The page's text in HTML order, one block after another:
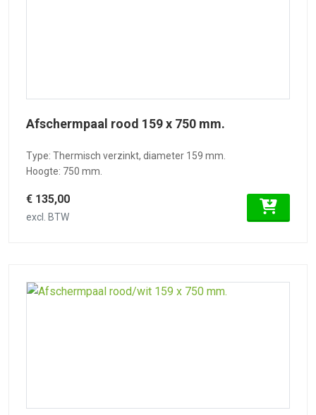
Afschermpaal rood 159 x 750 mm.
Type: Thermisch verzinkt, diameter 159 mm.
Hoogte: 750 mm.
€ 135,00
excl. BTW